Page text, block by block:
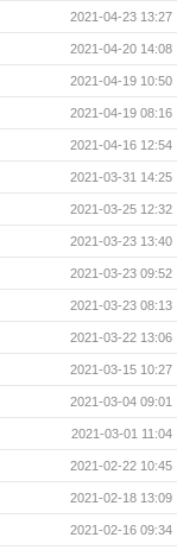
2021-04-23 13:27
2021-04-20 14:08
2021-04-19 10:50
2021-04-19 08:16
2021-04-16 12:54
2021-03-31 14:25
2021-03-25 12:32
2021-03-23 13:40
2021-03-23 09:52
2021-03-23 08:13
2021-03-22 13:06
2021-03-15 10:27
2021-03-04 09:01
2021-03-01 11:04
2021-02-22 10:45
2021-02-18 13:09
2021-02-16 09:34